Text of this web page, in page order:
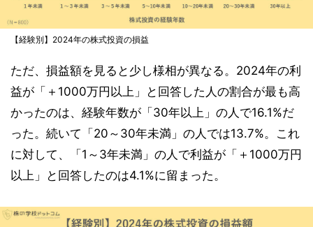
【経験別】2024年の株式投資の損益
ただ、損益額を見ると少し様相が異なる。2024年の利
益が「＋1000万円以上」と回答した人の割合が最も高
かったのは、経験年数が「30年以上」の人で16.1%だ
った。続いて「20～30年未満」の人では13.7%。これ
に対して、「1～3年未満」の人で利益が「＋1000万円
以上」と回答したのは4.1%に留まった。